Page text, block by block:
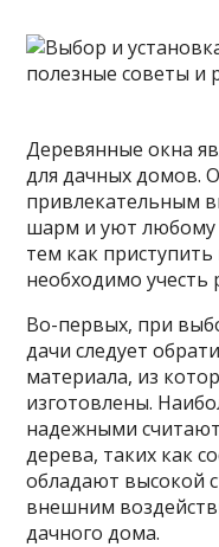
Деревянные окна
для дачных домов.
привлекательным
шарм и уют любому
тем как
необходимо учесть
Во-первых, при
дачи следует
материала, из
изготовлены.
надежными
дерева, таких как
обладают высокой
внешним
дачного дома.